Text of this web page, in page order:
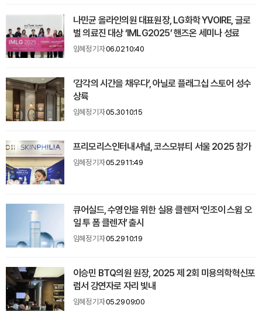
나민균 올라인의원 대표원장, LG화학 YVOIRE, 글로
벌 의료진 대상 ‘IMLG2025’ 핸즈온 세미나 성료
임혜정 기자06.02 10:40
‘감각의 시간을 채우다’, 아닐로 플래그십 스토어 성수
상륙
임혜정 기자05.30 10:15
프리모리스인터내셔널, 코스모뷰티 서울 2025 참가
임혜정 기자05.29 11:49
큐어실드, 수영인을 위한 실용 클렌저 ‘인조이 스윔 오
일 투 폼 클렌저’ 출시
임혜정 기자05.29 10:19
이승민 BTQ의원 원장, 2025 제 2회 미용의학혁신포
럼서 강연자로 자리 빛내
임혜정 기자05.29 09:00